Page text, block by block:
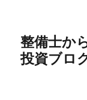
整備士か
投資ブロ